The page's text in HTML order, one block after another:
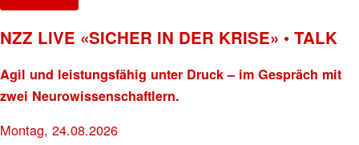
NZZ LIVE «SICHER IN DER KRISE» • TALK
Agil und leistungsfähig unter Druck – im Gespräch mit
zwei Neurowissenschaftlern.
Montag, 24.08.2026